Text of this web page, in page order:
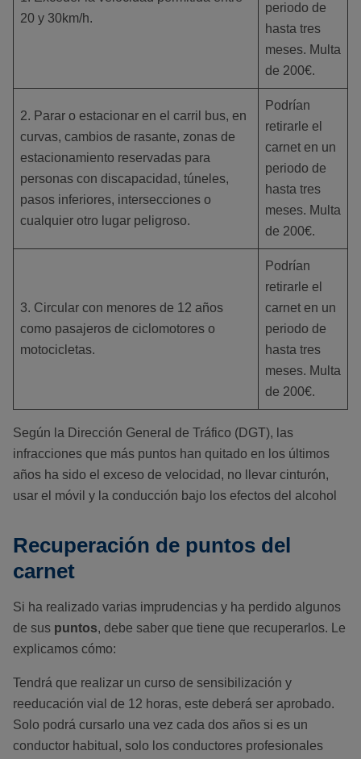
20 y 30km/h.
periodo de
hasta tres
meses. Multa
de 200€.
2. Parar o estacionar en el carril bus, en
curvas, cambios de rasante, zonas de
estacionamiento reservadas para
personas con discapacidad, túneles,
pasos inferiores, intersecciones o
cualquier otro lugar peligroso.
Podrían
retirarle el
carnet en un
periodo de
hasta tres
meses. Multa
de 200€.
3. Circular con menores de 12 años
como pasajeros de ciclomotores o
motocicletas.
Podrían
retirarle el
carnet en un
periodo de
hasta tres
meses. Multa
de 200€.
Según la Dirección General de Tráfico (DGT), las
infracciones que más puntos han quitado en los últimos
años ha sido el exceso de velocidad, no llevar cinturón,
usar el móvil y la conducción bajo los efectos del alcohol
Recuperación de puntos del
carnet
Si ha realizado varias imprudencias y ha perdido algunos
de sus puntos, debe saber que tiene que recuperarlos. Le
explicamos cómo:
Tendrá que realizar un curso de sensibilización y
reeducación vial de 12 horas, este deberá ser aprobado.
Solo podrá cursarlo una vez cada dos años si es un
conductor habitual, solo los conductores profesionales